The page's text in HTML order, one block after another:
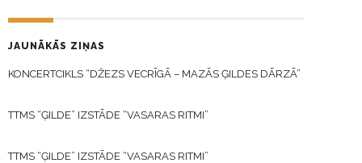
JAUNĀKĀS ZIŅAS
KONCERTCIKLS “DŽEZS VECRĪGĀ – MAZĀS ĢILDES DĀRZĀ”
TTMS “ĢILDE” IZSTĀDE “VASARAS RITMI”
TTMS “ĢILDE” IZSTĀDE “VASARAS RITMI”